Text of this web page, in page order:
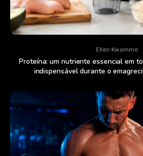
Ellen Kwamme
Proteína: um nutriente essencial em
indispensável durante o